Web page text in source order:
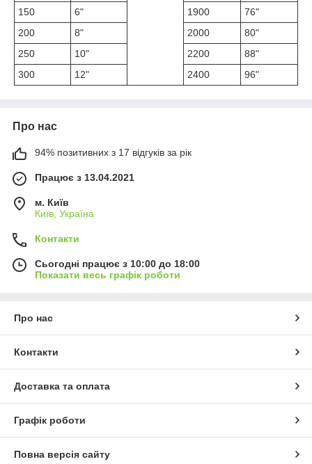
150
6" 1900
76"
200
8" 2000
80"
250
10" 2200
88"
300
12" 2400 96"
Про нас
94% позитивних з 17 відгуків за рік
Працює з 13.04.2021
м. Київ
Київ, Україна
Контакти
Сьогодні працює з 10:00 до 18:00
Показати весь графік роботи
Про нас
Контакти
Доставка та оплата
Графік роботи
Повна версія сайту